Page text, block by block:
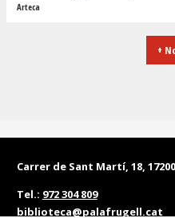
Arteca
+
Carrer de Sant Martí,
Tel.: 972 304 809
biblioteca@palafrugell.cat